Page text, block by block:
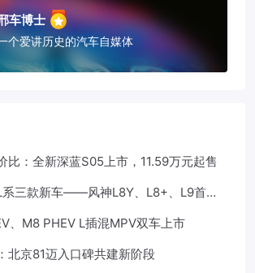
车博士
个爱讲历史的汽车自媒体
比：全新深蓝S05上市，11.59万元起售
系三款新车——风神L8Y、L8+、L9首发
、M8 PHEV L插混MPV双车上市
北京81迈入口碑共建新阶段